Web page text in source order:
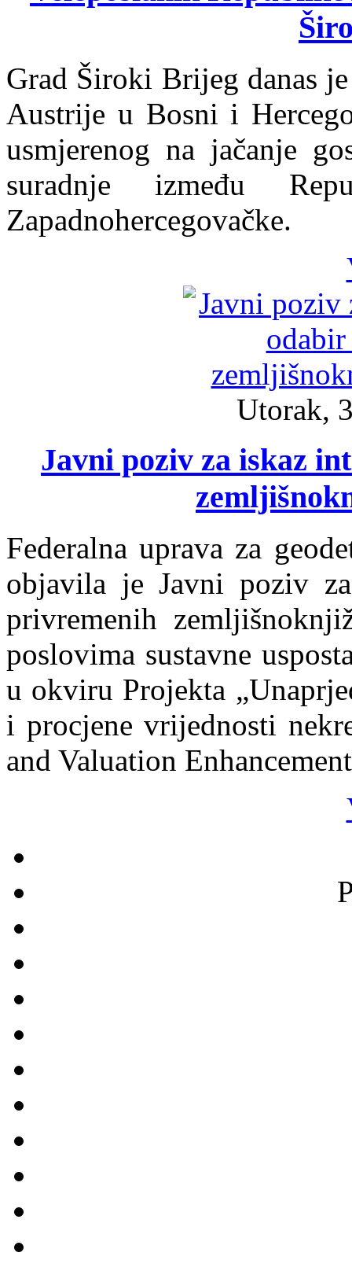
Grad Široki Brijeg danas
Austrije u Bosni i
usmjerenog na jačanje
suradnje između
Zapadnohercegovačke.
Utorak,
Javni poziv za iskaz
Federalna uprava za
objavila je Javni poziv
privremenih
poslovima sustavne
u okviru Projekta
i procjene vrijednosti
and Valuation